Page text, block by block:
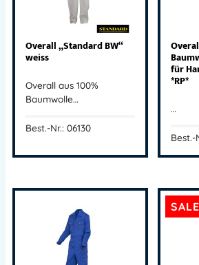
Overall „Standard BW“
weiss
Overall aus 100%
Baumwolle…
Best.-Nr.: 06130
für
*RP*
…
Best.-
SALE